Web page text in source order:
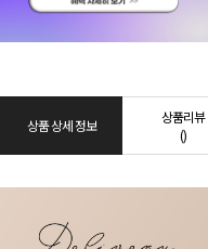
상품 상세 정보
상품리뷰
()